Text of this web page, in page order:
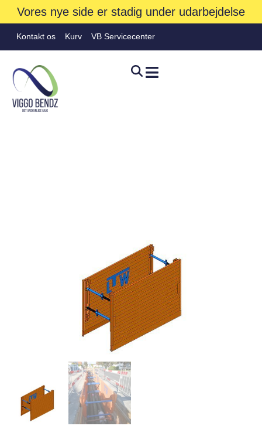
Vores nye side er stadig under udarbejdelse
Kontakt os Kurv VB Servicecenter